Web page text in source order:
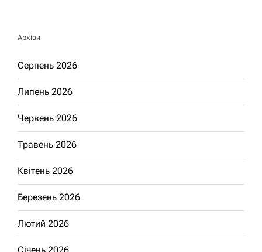
Архіви
Серпень 2026
Липень 2026
Червень 2026
Травень 2026
Квітень 2026
Березень 2026
Лютий 2026
Січень 2026